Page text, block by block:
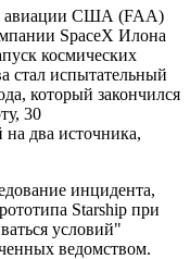
авиации США (FAA)
SpaceX Илона
космических
стал испытательный
который закончился
30
на два источника,
инцидента,
Starship при
условий"
ведомством.